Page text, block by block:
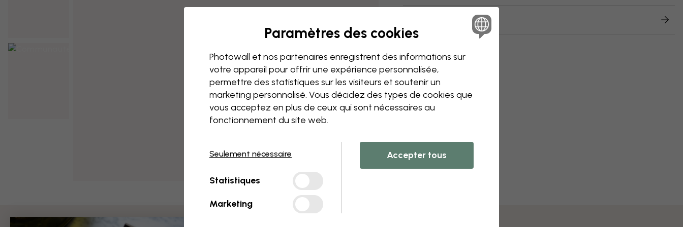
Livraison et retours
Paramètres des cookies
Photowall et nos partenaires enregistrent des informations sur
votre appareil pour offrir une expérience personnalisée,
permettre des statistiques sur les visiteurs et soutenir un
marketing personnalisé. Vous décidez des types de cookies que
vous acceptez en plus de ceux qui sont nécessaires au
fonctionnement du site web.
Seulement nécessaire
Statistiques
Marketing
Accepter tous